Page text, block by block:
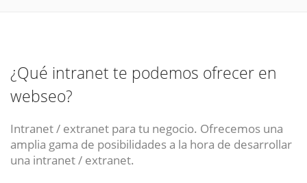
¿Qué intranet te podemos ofrecer en
webseo?
Intranet / extranet para tu negocio. Ofrecemos una
amplia gama de posibilidades a la hora de desarrollar
una intranet / extranet.